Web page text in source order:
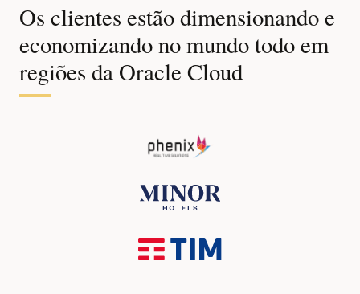
Os clientes estão dimensionando e
economizando no mundo todo em
regiões da Oracle Cloud